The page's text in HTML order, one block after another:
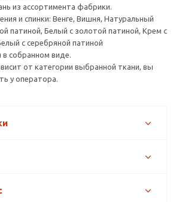
из ассортимента фабрики.
и спинки: Венге, Вишня, Натуральный
патиной, Белый с золотой патиной, Крем с
с серебряной патиной
в собранном виде.
от категории выбранной ткани, вы
у оператора.